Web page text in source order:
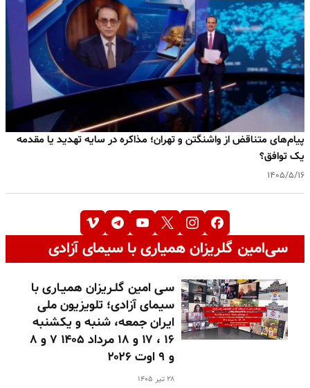
پیام‌های متناقض از واشنگتن و تهران؛ مذاکره در سایه تهدید یا مقدمه
یک توافق؟
۱۴۰۵/۵/۱۶
سی‌امین گلریزان همیاری با سیمای آزادی
سـی امین گلـریزان همیـاری با
سیمای آزادی؛ تلویزیون ملی
ایران جمعه، شنبه و یکشنبه
۱۶ ، ۱۷ و ۱۸ مرداد ۱۴۰۵ ۷ و ۸
و ۹ اوت ۲۰۲۶
۲۸ تیر ۱۴۰۵